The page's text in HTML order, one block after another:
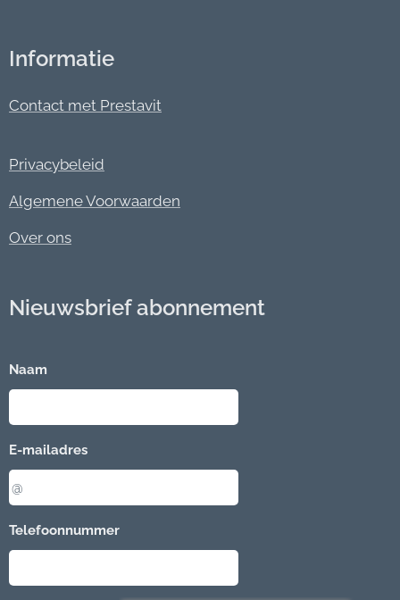
Informatie
Contact met Prestavit
Privacybeleid
Algemene Voorwaarden
Over ons
Nieuwsbrief abonnement
Naam
E-mailadres
Telefoonnummer